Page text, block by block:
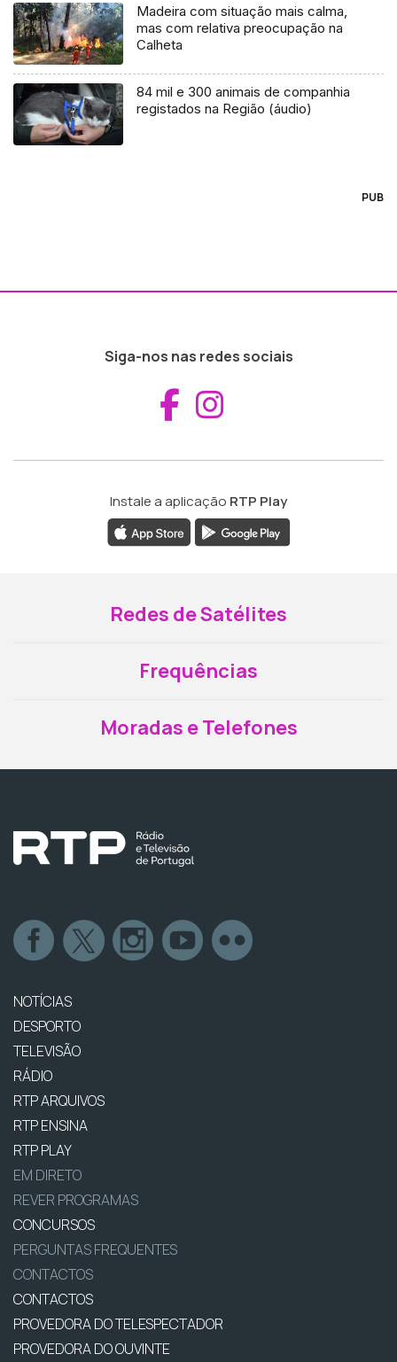
Madeira com situação mais calma,
mas com relativa preocupação na
Calheta
84 mil e 300 animais de companhia
registados na Região (áudio)
PUB
Siga-nos nas redes sociais
Aceder ao
Instale a aplicação RTP Play
Redes de Satélites
Frequências
Moradas e Telefones
NOTÍCIAS
DESPORTO
TELEVISÃO
RÁDIO
RTP ARQUIVOS
RTP ENSINA
RTP PLAY
EM DIRETO
REVER PROGRAMAS
CONCURSOS
PERGUNTAS FREQUENTES
CONTACTOS
CONTACTOS
PROVEDORA DO TELESPECTADOR
PROVEDORA DO OUVINTE